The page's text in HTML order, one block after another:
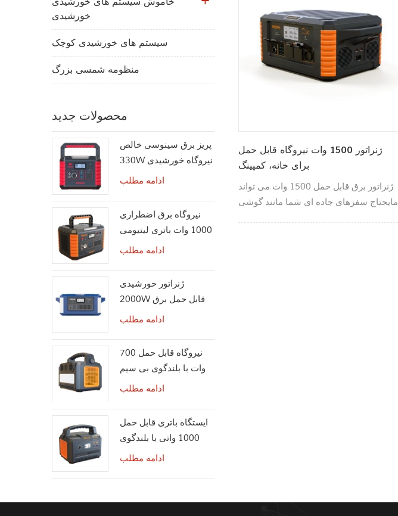
ژنراتور 1500 وات نیروگاه قابل حمل
برای خانه، کمپینگ
ژنراتور برق قابل حمل 1500 وات می تواند
مایحتاج سفرهای جاده ای شما مانند گوشی
خورشیدی
سیستم های خورشیدی کوچک
منظومه شمسی بزرگ
محصولات جدید
پریز برق سینوسی خالص
330W نیروگاه خورشیدی
قابل حمل
ادامه مطلب
نیروگاه برق اضطراری
1000 وات باتری لیتیومی
کمپینگ
ادامه مطلب
ژنراتور خورشیدی
2000W قابل حمل برق
در فضای باز
ادامه مطلب
نیروگاه قابل حمل 700
وات با بلندگوی بی سیم
بلوتوث
ادامه مطلب
ایستگاه باتری قابل حمل
1000 واتی با بلندگوی
بلوتوث
ادامه مطلب